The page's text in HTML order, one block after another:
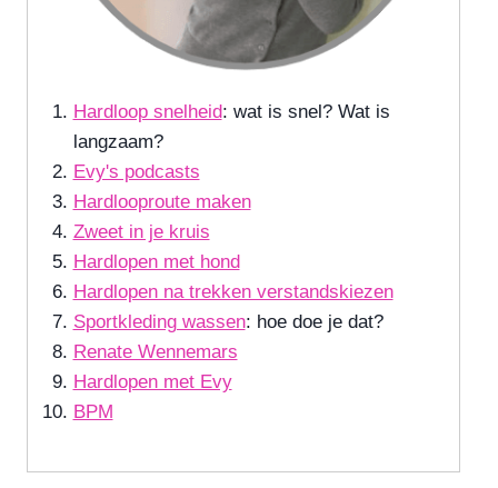
Hardloop snelheid: wat is snel? Wat is
langzaam?
Evy's podcasts
Hardlooproute maken
Zweet in je kruis
Hardlopen met hond
Hardlopen na trekken verstandskiezen
Sportkleding wassen: hoe doe je dat?
Renate Wennemars
Hardlopen met Evy
BPM